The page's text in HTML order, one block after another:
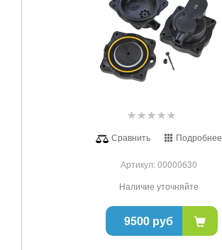
Сравнить Подробнее
Артикул: 00000630
Наличие уточняйте
9500 руб